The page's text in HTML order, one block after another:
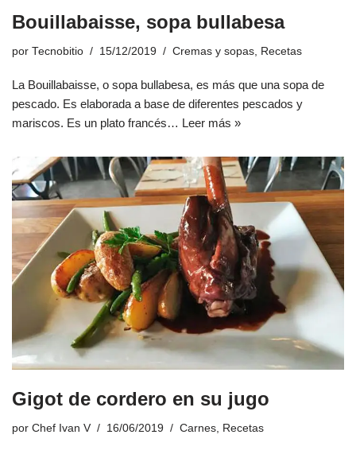
Bouillabaisse, sopa bullabesa
por Tecnobitio 15/12/2019 Cremas y sopas Recetas
La Bouillabaisse, o sopa bullabesa, es más que una sopa de
pescado. Es elaborada a base de diferentes pescados y
mariscos. Es un plato francés… Leer más »
Gigot de cordero en su jugo
por Chef Ivan V 16/06/2019 Carnes, Recetas